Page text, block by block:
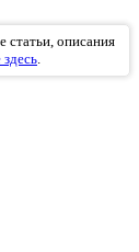
статьи, описания
.